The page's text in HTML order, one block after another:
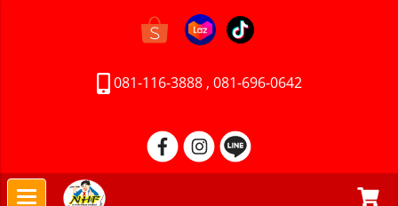
081-116-3888 , 081-696-0642